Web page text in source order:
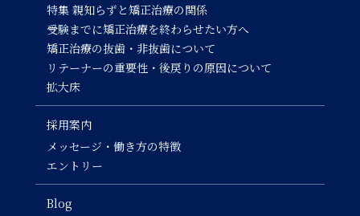
特集 親知らずと矯正治療の関係
受験までに矯正治療を終わらせたい方へ
矯正治療の抜歯・非抜歯について
リテーナーの重要性・後戻りの原因について
拡大床
採用案内
メッセージ・働き方の特徴
エントリー
Blog